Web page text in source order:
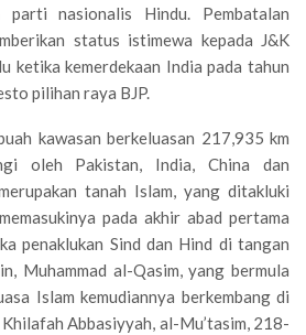
parti nasionalis Hindu. Pembatalan
status istimewa kepada J&K
ketika kemerdekaan India pada tahun
pilihan raya BJP.
kawasan berkeluasan 217,935 km
oleh Pakistan, India, China dan
tanah Islam, yang ditakluki
pada akhir abad pertama
penaklukan Sind dan Hind di tangan
Muhammad al-Qasim, yang bermula
Islam kemudiannya berkembang di
Abbasiyyah, al-Mu’tasim, 218-